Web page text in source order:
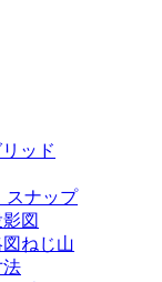
ッド
スナップ
図
ねじ山
法